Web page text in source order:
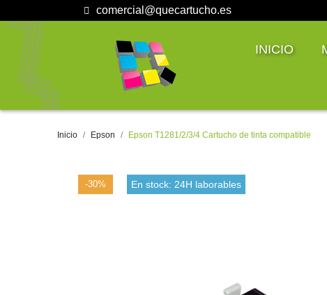
comercial@quecartucho.es
INICIO
Inicio Epson Epson T1281/2/3/4 Cartucho de tinta compatible
-30% En stock: 24H laborables